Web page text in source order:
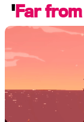
'Far